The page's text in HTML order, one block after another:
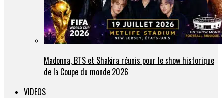
Madonna, BTS et Shakira réunis pour le show historique
de la Coupe du monde 2026
VIDEOS